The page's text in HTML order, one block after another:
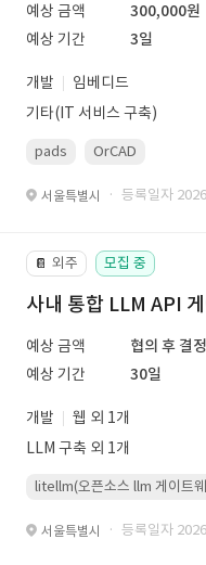
예상 금액
300,000원
예상 기간
3일
개발
임베디드
기타(IT 서비스 구축)
pads OrCAD
서울특별시 · 등록일자
📔 외주 모집 중
사내 통합 LLM API
예상 금액
협의 후 결정
예상 기간
30일
개발
웹 외 1개
LLM 구축 외 1개
litellm(오픈소스 llm 게이트
서울특별시 · 등록일자